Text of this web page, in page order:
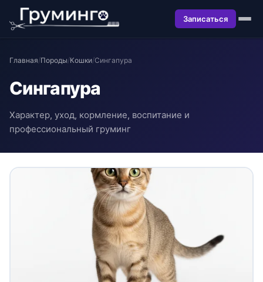
Записаться
Главная/Породы/Кошки/Сингапура
Сингапура
Характер, уход, кормление, воспитание и
профессиональный груминг